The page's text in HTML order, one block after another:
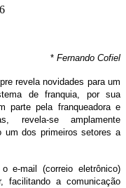
* Fernando Cofiel
revela novidades para um
de franquia, por sua
parte pela franqueadora e
revela-se amplamente
um dos primeiros setores a
e-mail (correio eletrônico)
facilitando a comunicação